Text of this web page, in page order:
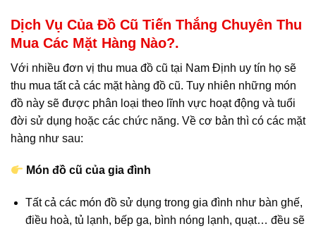
Dịch Vụ Của Đồ Cũ Tiến Thắng Chuyên Thu
Mua Các Mặt Hàng Nào?.
Với nhiều đơn vị thu mua đồ cũ tại Nam Định uy tín họ sẽ
thu mua tất cả các mặt hàng đồ cũ. Tuy nhiên những món
đồ này sẽ được phân loại theo lĩnh vực hoạt động và tuổi
đời sử dụng hoặc các chức năng. Về cơ bản thì có các mặt
hàng như sau:
Món đồ cũ của gia đình
Tất cả các món đồ sử dụng trong gia đình như bàn ghế,
điều hoà, tủ lạnh, bếp ga, bình nóng lạnh, quạt… đều sẽ